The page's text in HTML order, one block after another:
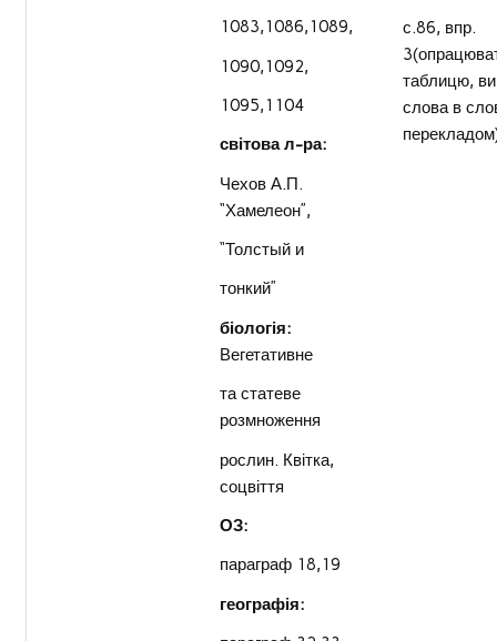
1083,1086,1089,
1090,1092,
1095,1104
світова л-ра:
Чехов А.П.
“Хамелеон”,
“Толстый и
тонкий”
біологія:
Вегетативне
та статеве
розмноження
рослин. Квітка,
соцвіття
ОЗ:
параграф 18,19
географія:
с.86, впр.
таблицю,
слова в